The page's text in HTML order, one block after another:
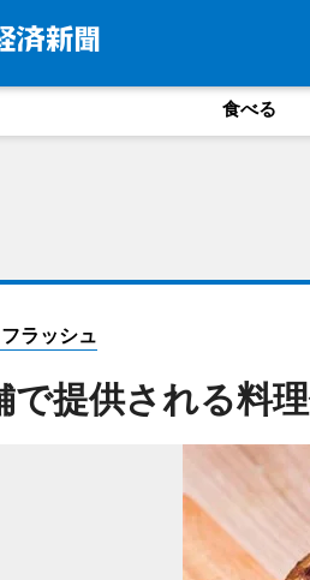
食べる
ラッシュ
で提供される料